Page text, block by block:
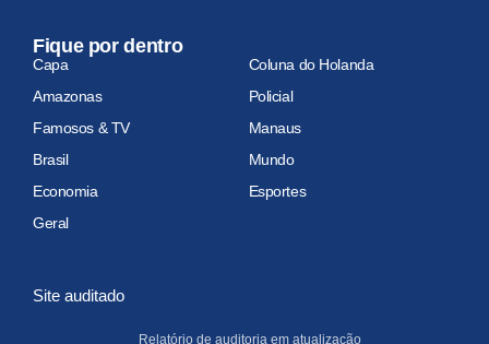
Fique por dentro
Capa
Coluna do Holanda
Amazonas
Policial
Famosos & TV
Manaus
Brasil
Mundo
Economia
Esportes
Geral
Site auditado
Relatório de auditoria em atualização